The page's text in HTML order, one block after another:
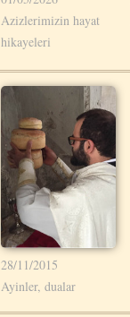
Azizlerimizin hayat
hikayeleri
28/11/2015
Ayinler, dualar